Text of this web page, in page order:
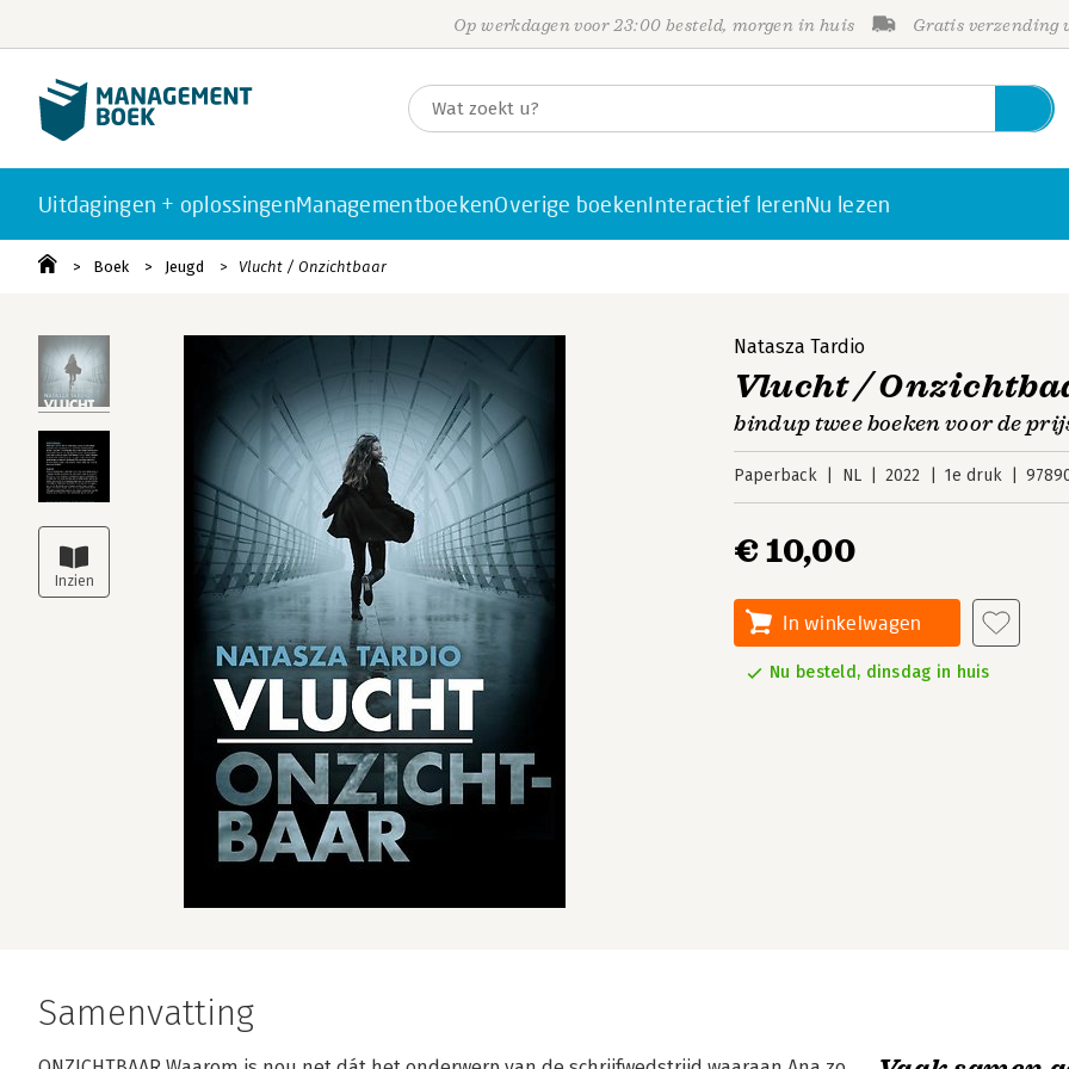
Op werkdagen voor 23:00 besteld, morgen in huis Gratis verzending
Uitdagingen + oplossingenManagementboekenOverige boekenInteractief lerenNu lezen
Boek Jeugd Vlucht / Onzichtbaar
Natasza Tardio
Vlucht /
bindup twee boeken voor de
Paperback NL 2022 1e druk
€ 10,00
In winkelwagen
Nu besteld, dinsdag in huis
Samenvatting